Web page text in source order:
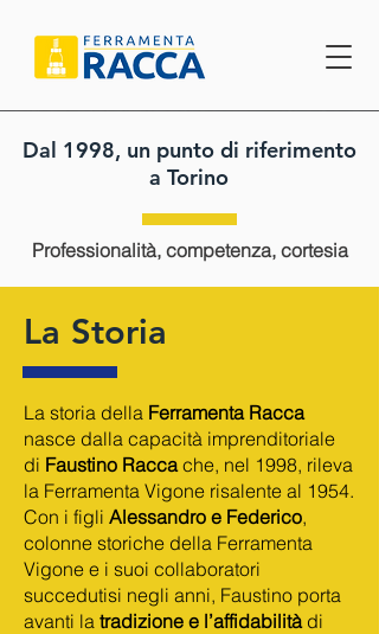
Dal 1998, un punto di riferimento
a Torino
Professionalità, competenza, cortesia
La Storia
La storia della Ferramenta Racca
nasce dalla capacità imprenditoriale
di Faustino Raccache, nel 1998, rileva
la Ferramenta Vigone risalente al 1954.
Con i figli Alessandro e Federico,
colonne storiche della Ferramenta
Vigone e i suoi collaboratori
succedutisi negli anni, Faustino porta
avanti la tradizione e l’affidabilitàdi